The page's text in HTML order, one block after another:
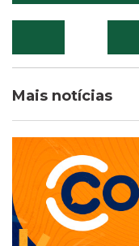
Mais notícias